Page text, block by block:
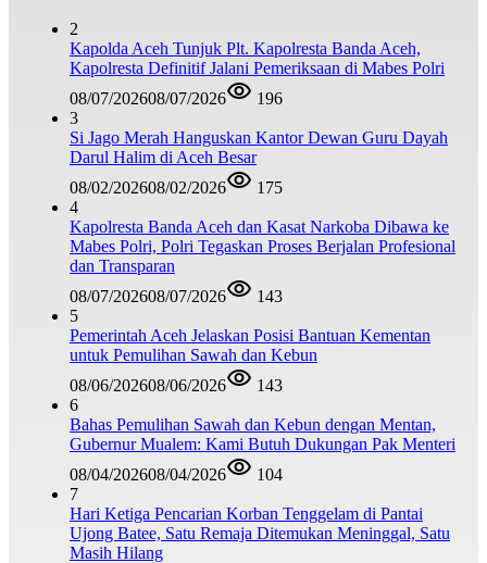
2
Kapolda Aceh Tunjuk Plt. Kapolresta Banda Aceh,
Kapolresta Definitif Jalani Pemeriksaan di Mabes Polri
08/07/202608/07/2026
196
3
Si Jago Merah Hanguskan Kantor Dewan Guru Dayah
Darul Halim di Aceh Besar
08/02/202608/02/2026
175
4
Kapolresta Banda Aceh dan Kasat Narkoba Dibawa ke
Mabes Polri, Polri Tegaskan Proses Berjalan Profesional
dan Transparan
08/07/202608/07/2026
143
5
Pemerintah Aceh Jelaskan Posisi Bantuan Kementan
untuk Pemulihan Sawah dan Kebun
08/06/202608/06/2026
143
6
Bahas Pemulihan Sawah dan Kebun dengan Mentan,
Gubernur Mualem: Kami Butuh Dukungan Pak Menteri
08/04/202608/04/2026
104
7
Hari Ketiga Pencarian Korban Tenggelam di Pantai
Ujong Batee, Satu Remaja Ditemukan Meninggal, Satu
Masih Hilang